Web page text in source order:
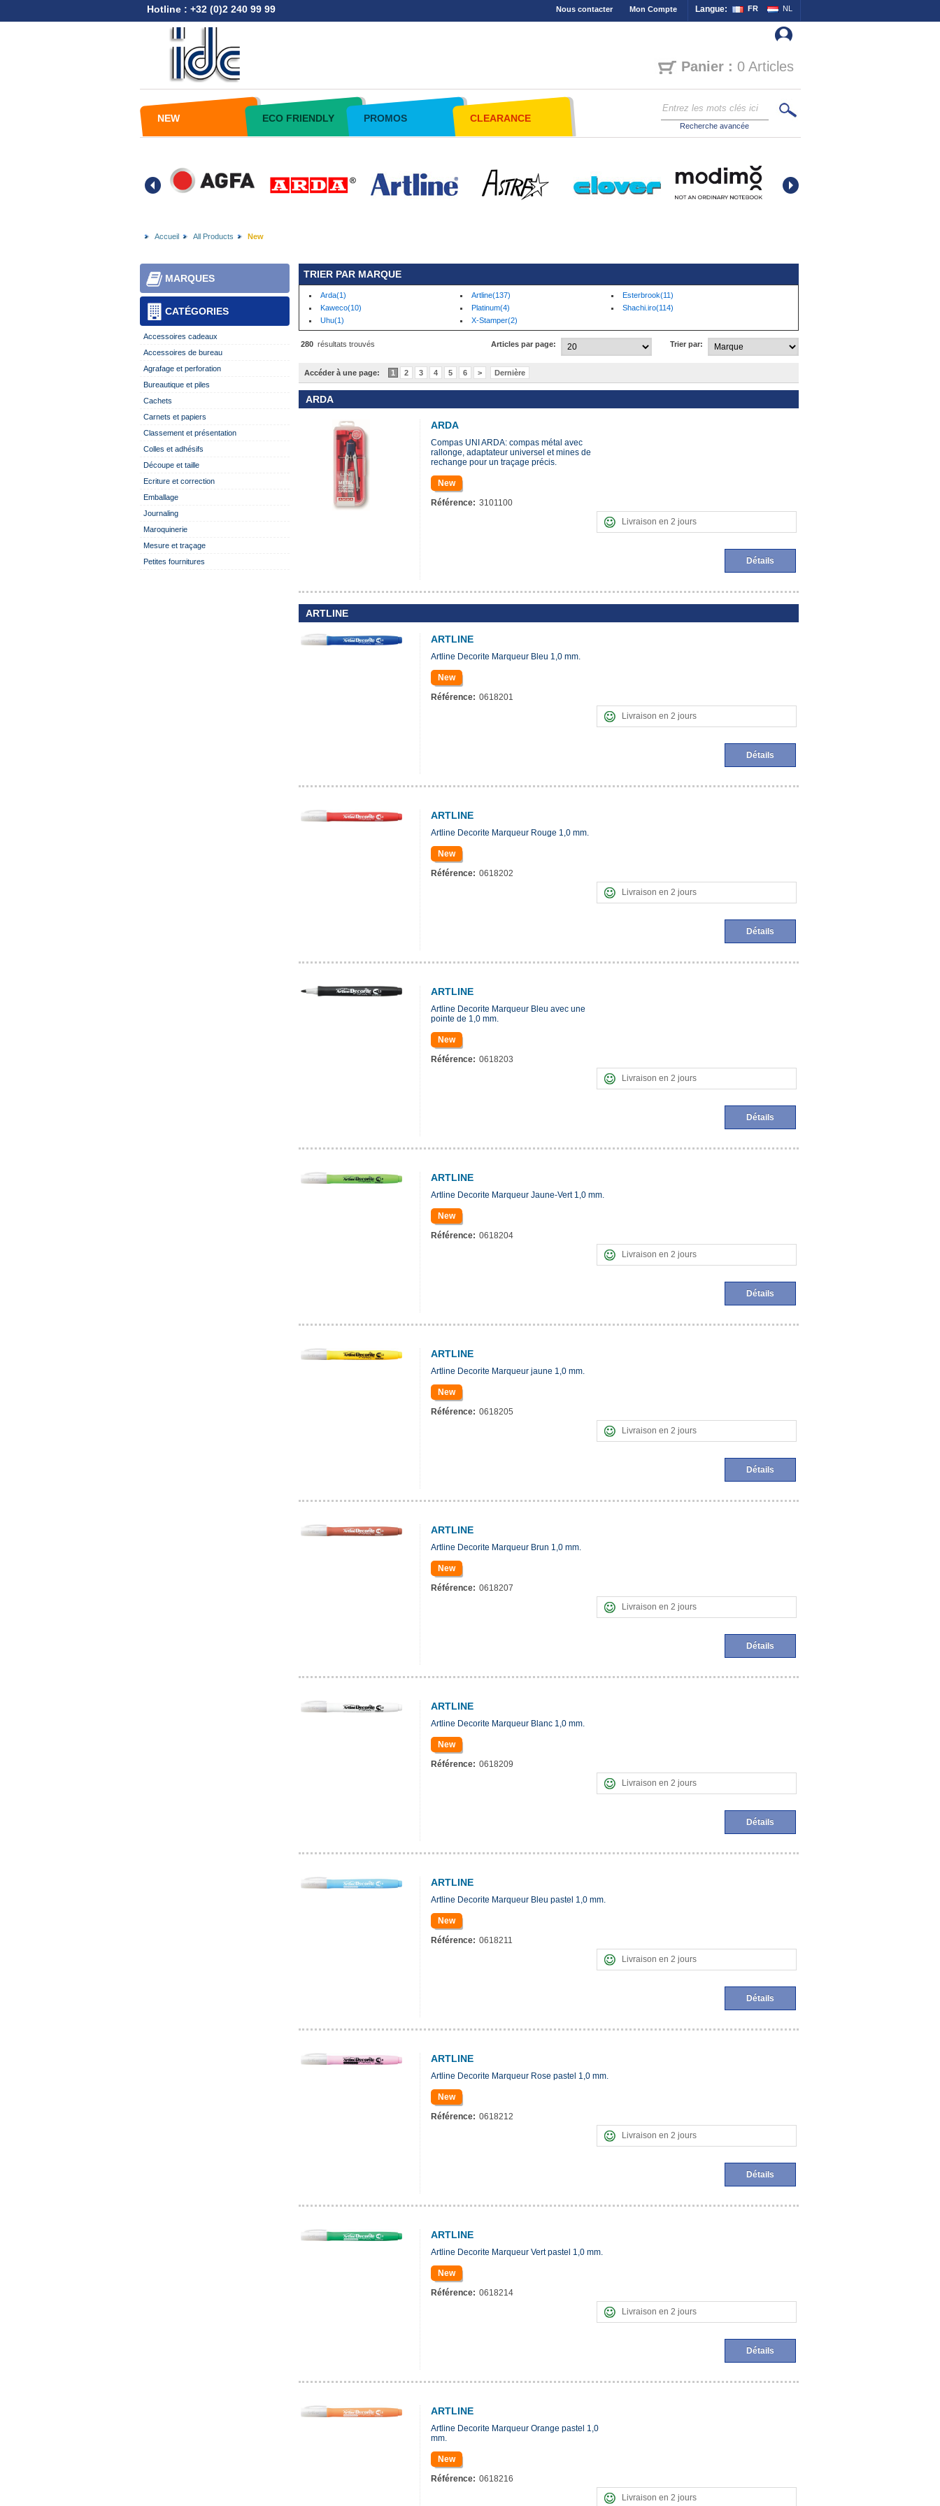
Hotline : +32 (0)2 240 99 99 Langue: FR NL
Nous contacter Mon Compte
Panier : 0 Articles
NEW ECO FRIENDLY PROMOS CLEARANCE
Recherche avancée
Accueil All Products New
CATÉGORIES
MARQUES
Accessoires cadeaux
Accessoires de bureau
Agrafage et perforation
Bureautique et piles
Cachets
Carnets et papiers
Classement et présentation
Colles et adhésifs
Découpe et taille
Ecriture et correction
Emballage
Journaling
Maroquinerie
Mesure et traçage
Petites fournitures
TRIER PAR MARQUE
Arda(1) Artline(137)
Esterbrook(11)
Kaweco(10)
Platinum(4)
Shachi.iro(114)
Uhu(1)
X-Stamper(2)
280 résultats trouvés Trier par:
Articles par page:
Accéder à une page: 1 2 3 4 5 6 > Dernière
ARDA
ARDA
Compas UNI ARDA: compas métal avec
rallonge, adaptateur universel et mines de
rechange pour un traçage précis.
New
Référence: 3101100
Livraison en 2 jours
Détails
ARTLINE
ARTLINE
Artline Decorite Marqueur Bleu 1,0 mm.
New
Référence: 0618201
Livraison en 2 jours
Détails
ARTLINE
Artline Decorite Marqueur Rouge 1,0 mm.
New
Référence: 0618202
Livraison en 2 jours
Détails
ARTLINE
Artline Decorite Marqueur Bleu avec une
pointe de 1,0 mm.
New
Référence: 0618203
Livraison en 2 jours
Détails
ARTLINE
Artline Decorite Marqueur Jaune-Vert 1,0 mm.
New
Référence: 0618204
Livraison en 2 jours
Détails
ARTLINE
Artline Decorite Marqueur jaune 1,0 mm.
New
Référence: 0618205
Livraison en 2 jours
Détails
ARTLINE
Artline Decorite Marqueur Brun 1,0 mm.
New
Référence: 0618207
Livraison en 2 jours
Détails
ARTLINE
Artline Decorite Marqueur Blanc 1,0 mm.
New
Référence: 0618209
Livraison en 2 jours
Détails
ARTLINE
Artline Decorite Marqueur Bleu pastel 1,0 mm.
New
Référence: 0618211
Livraison en 2 jours
Détails
ARTLINE
Artline Decorite Marqueur Rose pastel 1,0 mm.
New
Référence: 0618212
Livraison en 2 jours
Détails
ARTLINE
Artline Decorite Marqueur Vert pastel 1,0 mm.
New
Référence: 0618214
Livraison en 2 jours
Détails
ARTLINE
Artline Decorite Marqueur Orange pastel 1,0
mm.
New
Référence: 0618216
Livraison en 2 jours